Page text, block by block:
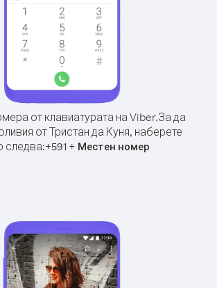
от клавиатурата на Viber.За да
от Тристан да Куня, наберете
следва:+591+ Местен номер